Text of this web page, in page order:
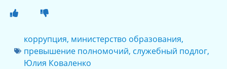
коррупция, министерство образования,
превышение полномочий, служебный подлог,
Юлия Коваленко